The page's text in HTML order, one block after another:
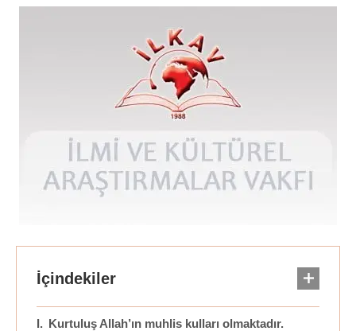
Kurtuluş Allah’ın muhlis kulları olmaktadır.